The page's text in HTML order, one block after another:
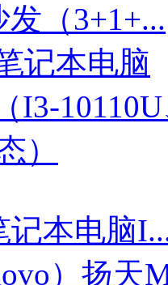
（3+1+...
记本电脑